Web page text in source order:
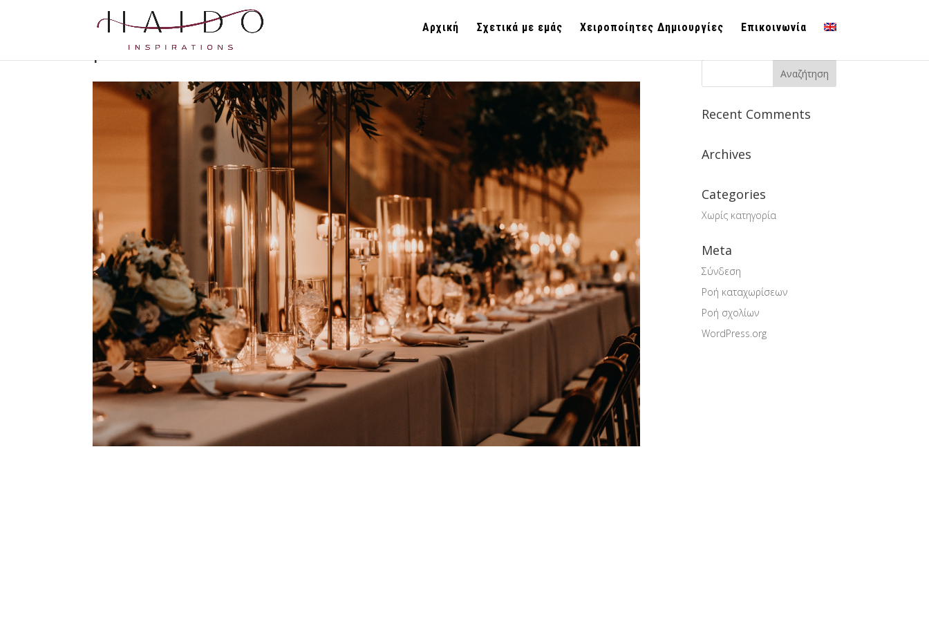
Αρχική Σχετικά με εμάς Χειροποίητες Δημιουργίες Επικοινωνία
pexels-carsten-vollrath-11543452
Recent Comments
Archives
Categories
Χωρίς κατηγορία
Meta
Σύνδεση
Ροή καταχωρίσεων
Ροή σχολίων
WordPress.org